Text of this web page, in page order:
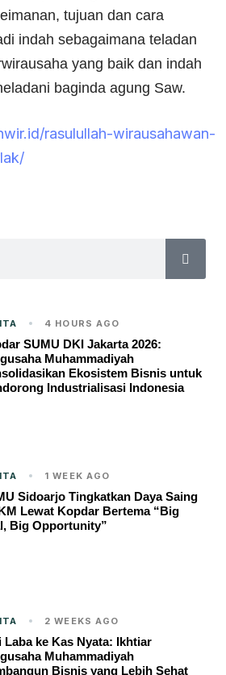
tujuan dan cara
indah sebagaimana teladan
yang baik dan indah
baginda agung Saw.
rasulullah-wirausahawan-
4 HOURS AGO
SUMU DKI Jakarta 2026:
Muhammadiyah
Ekosistem Bisnis untuk
Industrialisasi Indonesia
1 WEEK AGO
Sidoarjo Tingkatkan Daya Saing
Lewat Kopdar Bertema “Big
Big Opportunity”
2 WEEKS AGO
Laba ke Kas Nyata: Ikhtiar
Muhammadiyah
Bisnis yang Lebih Sehat